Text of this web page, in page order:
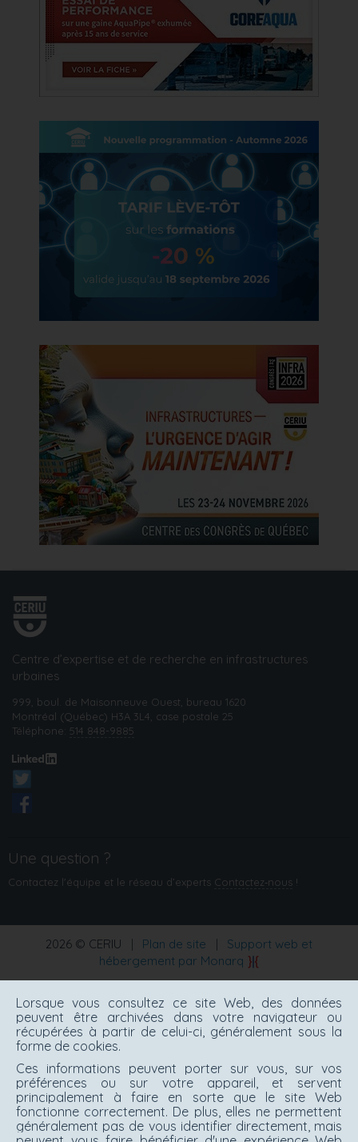
Centre d’expertise et de recherche en infrastructures
urbaines
999, boul. de Maisonneuve Ouest, bureau 1620
Montréal (Québec) H3A 3L4, case postale 25
Téléphone: 514 848-9885
Une question ?
Contactez l'équipe et le réseau d’experts Contactez‑nous !
2026 © CERIU | Plan de site |
Support web et
hébergement par Monarq
Lorsque vous consultez ce site Web, des données
peuvent être archivées dans votre navigateur ou
récupérées à partir de celui-ci, généralement sous la
forme de cookies.
Ces informations peuvent porter sur vous, sur vos
préférences ou sur votre appareil, et servent
principalement à faire en sorte que le site Web
fonctionne correctement. De plus, elles ne permettent
généralement pas de vous identifier directement, mais